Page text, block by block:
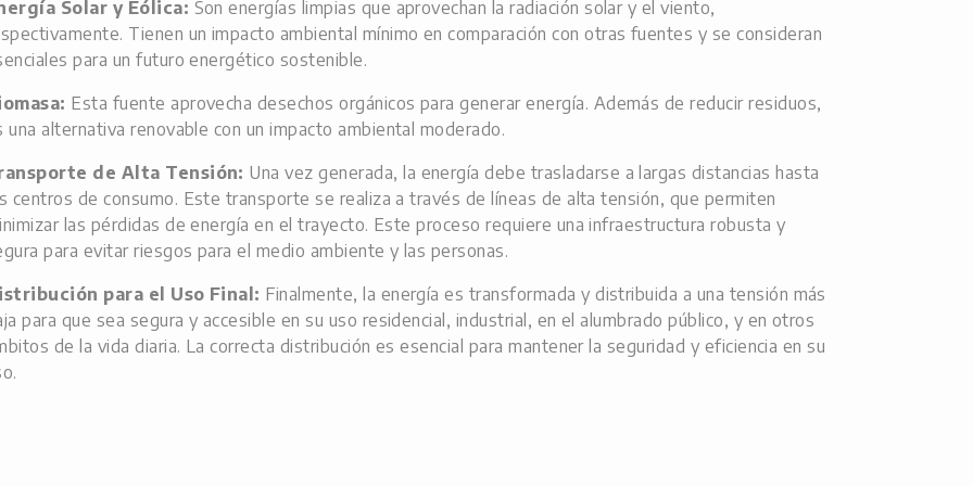
Solar y Eólica: Son energías limpias que aprovechan la radiación solar y el viento,
Tienen un impacto ambiental mínimo en comparación con otras fuentes y se consideran
para un futuro energético sostenible.
Esta fuente aprovecha desechos orgánicos para generar energía. Además de reducir residuos,
una alternativa renovable con un impacto ambiental moderado.
de Alta Tensión: Una vez generada, la energía debe trasladarse a largas distancias hasta
centros de consumo. Este transporte se realiza a través de líneas de alta tensión, que permiten
las pérdidas de energía en el trayecto. Este proceso requiere una infraestructura robusta y
para evitar riesgos para el medio ambiente y las personas.
para el Uso Final: Finalmente, la energía es transformada y distribuida a una tensión más
para que sea segura y accesible en su uso residencial, industrial, en el alumbrado público, y en otros
de la vida diaria. La correcta distribución es esencial para mantener la seguridad y eficiencia en su